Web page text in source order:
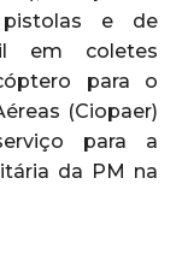
e de
em coletes
para o
(Ciopaer)
para a
da PM na